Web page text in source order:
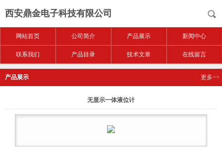
西安鼎金电子科技有限公司
网站首页 公司简介 产品展示 新闻中心
联系我们 产品目录 技术文章 在线留言
产品展示 更多>>
无显示一体液位计